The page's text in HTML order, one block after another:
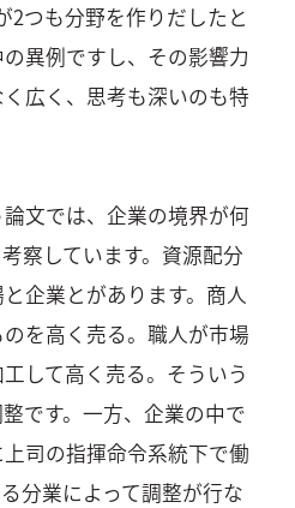
2つも分野を作りだしたと
異例ですし、その影響力
広く、思考も深いのも特
論文では、企業の境界が何
察しています。資源配分
企業とがあります。商人
を高く売る。職人が市場
して高く売る。そういう
です。一方、企業の中で
司の指揮命令系統下で働
分業によって調整が行な